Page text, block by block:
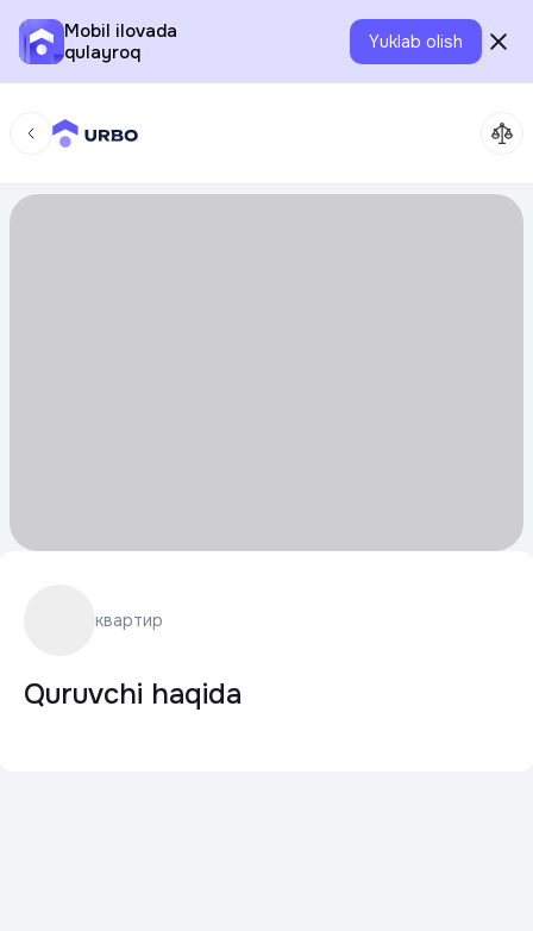
Mobil ilovada
qulayroq
Yuklab olish
квартир
Quruvchi haqida